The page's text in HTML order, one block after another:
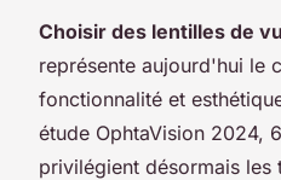
Choisir des lentilles de
représente aujourd'hui le
fonctionnalité et
étude OphtaVision 2024,
privilégient désormais les